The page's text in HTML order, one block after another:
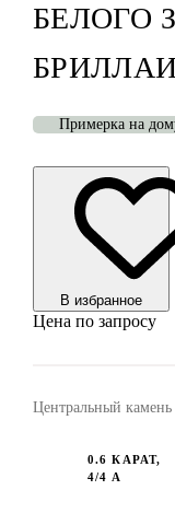
БЕЛОГО
Примерка на
В избранноe
Цена по запросу
Центральный камень
0.6 КАРАТ,
4/4 A